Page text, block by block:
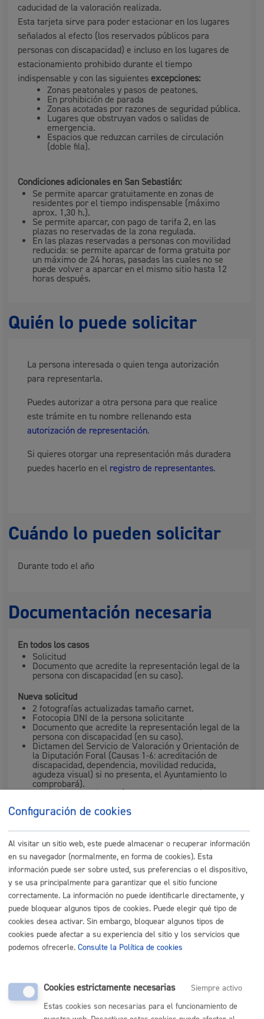
caducidad de la valoración realizada.
Esta tarjeta sirve para poder estacionar en los lugares
señalados al efecto (los reservados públicos para
personas con discapacidad) e incluso en los lugares de
estacionamiento prohibido durante el tiempo
indispensable y con las siguientesexcepciones:
Zonas peatonales y pasos de peatones.
En prohibición de parada
Zonas acotadas por razones de seguridad pública.
Lugares que obstruyan vados o salidas de
emergencia.
Espacios que reduzcan carriles de circulación
(doble fila).
Condiciones adicionales en San Sebastián:
Se permite aparcar gratuitamente en zonas de
residentes por el tiempo indispensable (máximo
aprox. 1,30 h.).
Se permite aparcar, con pago de tarifa 2, en las
plazas no reservadas de la zona regulada.
En las plazas reservadas a personas con movilidad
reducida: se permite aparcar de forma gratuita por
un máximo de 24 horas, pasadas las cuales no se
puede volver a aparcar en el mismo sitio hasta 12
horas después.
Quién lo puede solicitar
La persona interesada o quien tenga autorización
para representarla.
Puedes autorizar a otra persona para que realice
este trámite en tu nombre rellenando esta
autorización de representación.
Si quieres otorgar una representación más duradera
puedes hacerlo en el registro de representantes.
Cuándo lo pueden solicitar
Durante todo el año
Documentación necesaria
En todos los casos
Solicitud
Documento que acredite la representación legal de la
persona con discapacidad (en su caso).
Nueva solicitud
2 fotografías actualizadas tamaño carnet.
Fotocopia DNI de la persona solicitante
Documento que acredite la representación legal de la
persona con discapacidad (en su caso).
Dictamen del Servicio de Valoración y Orientación de
la Diputación Foral (Causas 1-6: acreditación de
discapacidad, dependencia, movilidad reducida,
agudeza visual) si no presenta, el Ayuntamiento lo
comprobará).
Informe de osakidetza (Causa 4: acreditación de
acreditación de dependencia de aparatos etc.)
Total, absoluta o gran invalidez (Causa 2)
Renovación (la persona interesada deberá mantener los
requisitos exigidos para su otorgamiento)
2 fotografías actualizadas tamaño carnet.
Fotocopia DNI de la persona solicitante.
Robo
Denuncia
Tamaño máximo anexos:10 Mb
Configuración de cookies
Al visitar un sitio web, este puede almacenar o recuperar información
en su navegador (normalmente, en forma de cookies). Esta
información puede ser sobre usted, sus preferencias o el dispositivo,
y se usa principalmente para garantizar que el sitio funcione
correctamente. La información no puede identificarle directamente, y
puede bloquear algunos tipos de cookies. Puede elegir qué tipo de
cookies desea activar. Sin embargo, bloquear algunos tipos de
cookies puede afectar a su experiencia del sitio y los servicios que
podemos ofrecerle. Consulte la Política de cookies
Cookies estrictamente necesarias
Siempre activo
Estas cookies son necesarias para el funcionamiento de